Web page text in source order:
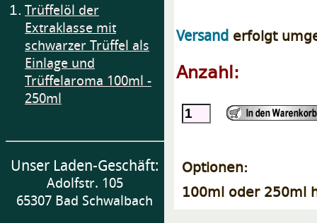
1. Trüffelöl der
Extraklasse mit
schwarzer Trüffel als
Einlage und
Trüffelaroma 100ml -
250ml
Unser Laden-Geschäft:
Adolfstr. 105
65307 Bad Schwalbach
Versand erfolgt
Anzahl:
Optionen:
100ml oder 250ml